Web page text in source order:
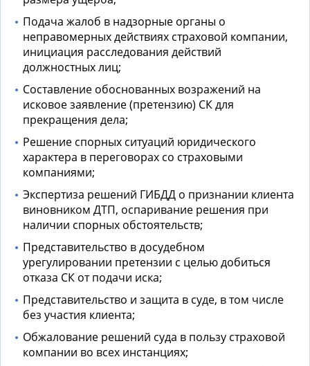
Подача жалоб в надзорные органы о
неправомерных действиях страховой компании,
инициация расследования действий
должностных лиц;
Составление обоснованных возражений на
исковое заявление (претензию) СК для
прекращения дела;
Решение спорных ситуаций юридического
характера в переговорах со страховыми
компаниями;
Экспертиза решений ГИБДД о признании клиента
виновником ДТП, оспаривание решения при
наличии спорных обстоятельств;
Представительство в досудебном
урегулировании претензии с целью добиться
отказа СК от подачи иска;
Представительство и защита в суде, в том числе
без участия клиента;
Обжалование решений суда в пользу страховой
компании во всех инстанциях;